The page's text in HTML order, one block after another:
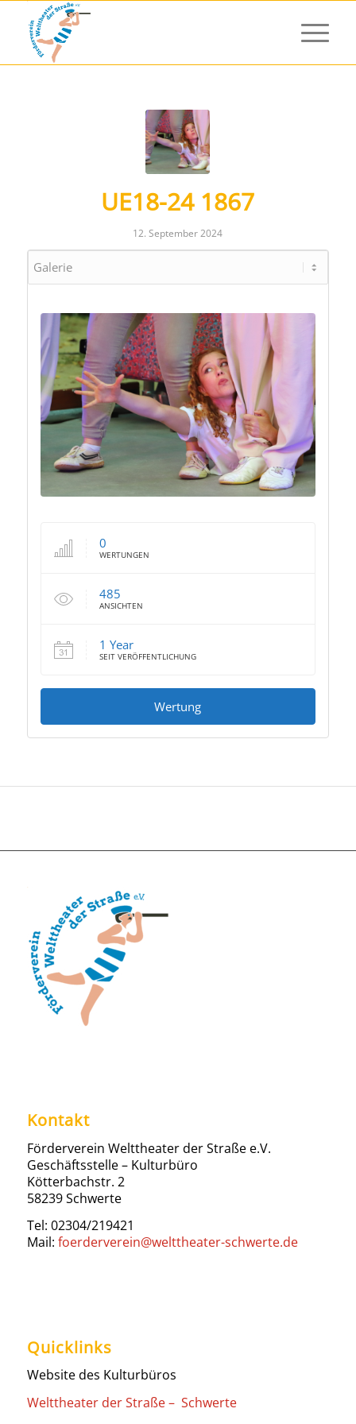
UE18-24 1867
12. September 2024
0
WERTUNGEN
485
ANSICHTEN
1 Year
SEIT VERÖFFENTLICHUNG
Wertung
Kontakt
Förderverein Welttheater der Straße e.V.
Geschäftsstelle – Kulturbüro
Kötterbachstr. 2
58239 Schwerte
Tel: 02304/219421
Mail: foerderverein@welttheater-schwerte.de
Quicklinks
Website des Kulturbüros
Welttheater der Straße – Schwerte